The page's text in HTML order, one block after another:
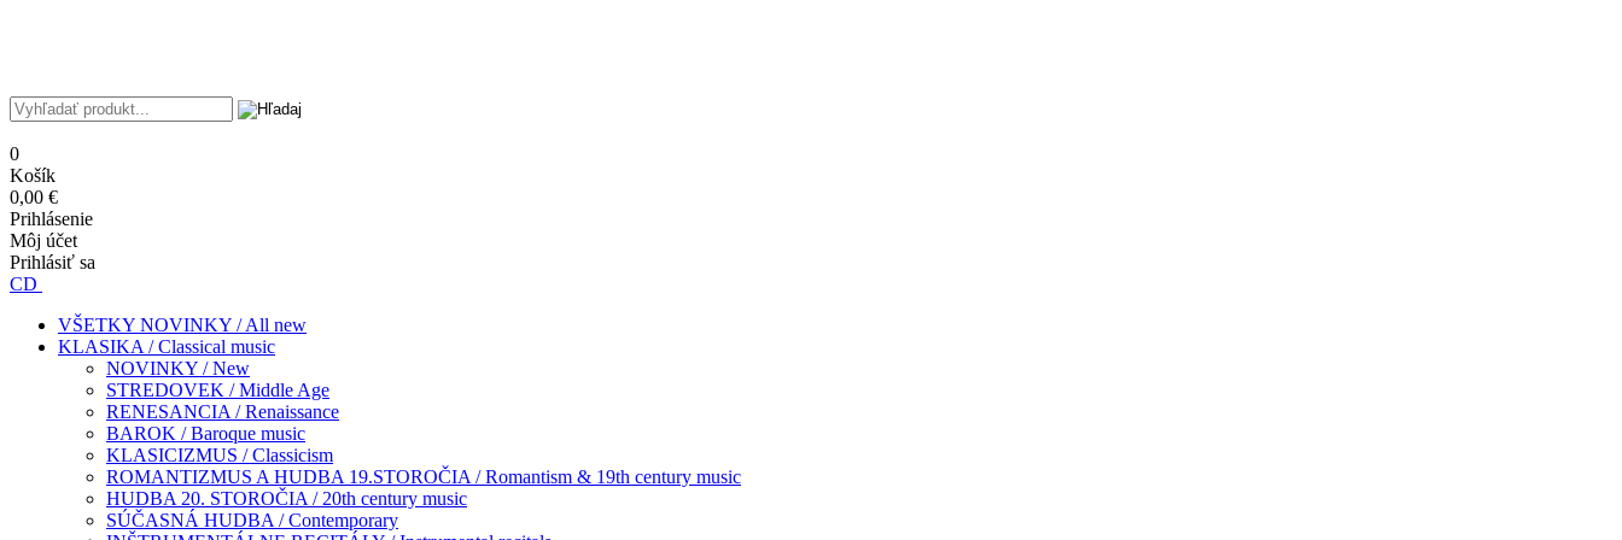
0
Košík
0,00 €
Prihlásenie
Môj účet
Prihlásiť sa
CD
VŠETKY NOVINKY / All new
KLASIKA / Classical music
NOVINKY / New
STREDOVEK / Middle Age
RENESANCIA / Renaissance
BAROK / Baroque music
KLASICIZMUS / Classicism
ROMANTIZMUS A HUDBA 19.STOROČIA / Romantism & 19th century music
HUDBA 20. STOROČIA / 20th century music
SÚČASNÁ HUDBA / Contemporary